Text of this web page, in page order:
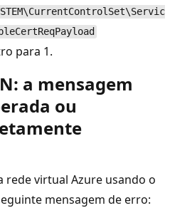
para 1.
a mensagem
ou
rede virtual Azure usando o
mensagem de erro: